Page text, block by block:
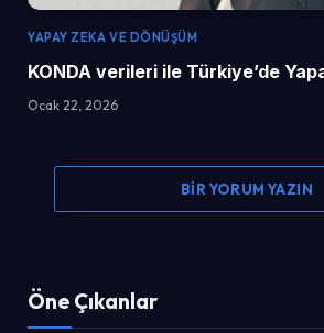
YAPAY ZEKA VE DÖNÜŞÜM
KONDA verileri ile Türkiye’de
Ocak 22, 2026
BIR YORUM YAZIN
Öne Çıkanlar